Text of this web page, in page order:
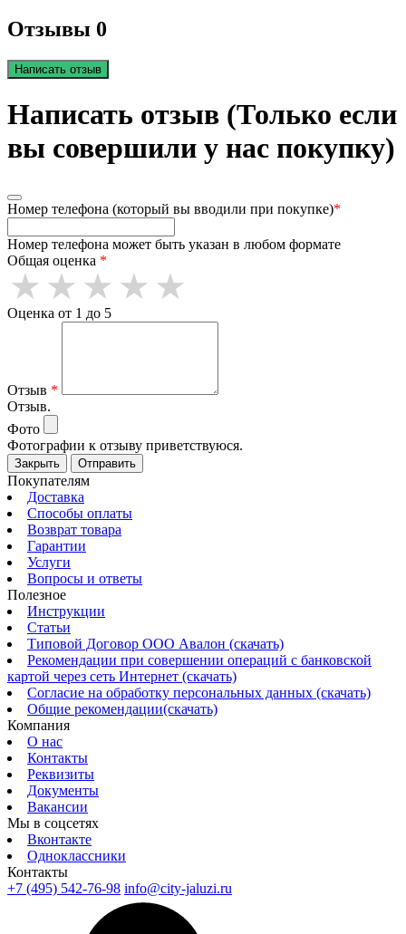
Отзывы 0
Написать отзыв
Написать отзыв (Только если
вы совершили у нас покупку)
Номер телефона (который вы вводили при покупке)*
Номер телефона может быть указан в любом формате
Общая оценка *
Оценка от 1 до 5
Отзыв *
Отзыв.
Фото
Фотографии к отзыву приветствуюся.
Закрыть Отправить
Покупателям
Доставка
Способы оплаты
Возврат товара
Гарантии
Услуги
Вопросы и ответы
Полезное
Инструкции
Статьи
Типовой Договор ООО Авалон (скачать)
Рекомендации при совершении операций с банковской
картой через сеть Интернет (скачать)
Согласие на обработку персональных данных (скачать)
Общие рекомендации(скачать)
Компания
О нас
Контакты
Реквизиты
Документы
Вакансии
Мы в соцсетях
Вконтакте
Одноклассники
Контакты
+7 (495) 542-76-98 info@city-jaluzi.ru